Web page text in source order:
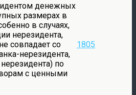
денежных
размерах в
в случаях,
нерезидента,
совпадает со
нерезидента,
по
с ценными
1805